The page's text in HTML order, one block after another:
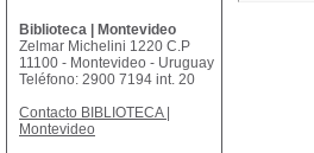
Biblioteca | Montevideo
Zelmar Michelini 1220 C.P
11100 - Montevideo - Uruguay
Teléfono: 2900 7194 int. 20
Contacto BIBLIOTECA |
Montevideo